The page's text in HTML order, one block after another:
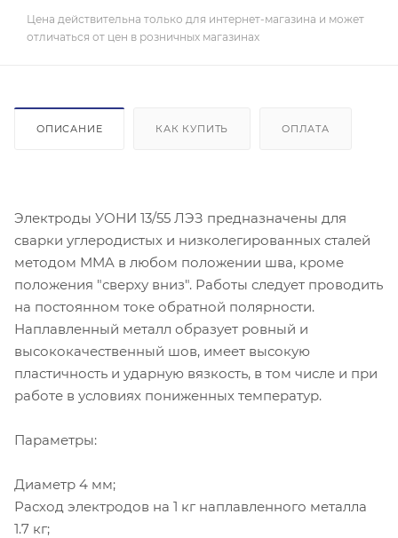
Цена действительна только для интернет-магазина и может
отличаться от цен в розничных магазинах
ОПИСАНИЕ КАК КУПИТЬ ОПЛАТА
Электроды УОНИ 13/55 ЛЭЗ предназначены для
сварки углеродистых и низколегированных сталей
методом MMA в любом положении шва, кроме
положения "сверху вниз". Работы следует проводить
на постоянном токе обратной полярности.
Наплавленный металл образует ровный и
высококачественный шов, имеет высокую
пластичность и ударную вязкость, в том числе и при
работе в условиях пониженных температур.
Параметры:
Диаметр 4 мм;
Расход электродов на 1 кг наплавленного металла
1.7 кг;